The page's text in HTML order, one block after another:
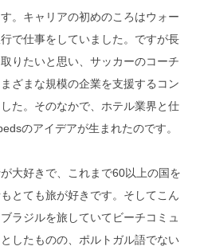
。キャリアの初めのころはウォー
で仕事をしていました。ですが長
りたいと思い、サッカーのコーチ
ざまな規模の企業を支援するコン
た。そのなかで、ホテル業界と仕
のアイデアが生まれたのです。
大好きで、これまで60以上の国を
とても旅が好きです。そしてこん
ラジルを旅していてビーチコミュ
したものの、ポルトガル語でない